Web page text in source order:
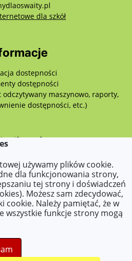
dla szkółotwiera się w
dostepności
dostępności
odczytywany maszynowo, raporty,
dostępności, etc.)
4,
640 Bralin
używamy plików cookie.
dla funkcjonowania strony,
tej strony i doświadczeń
Możesz sam zdecydować,
cookie. Należy pamiętać, że w
wszystkie funkcje strony mogą